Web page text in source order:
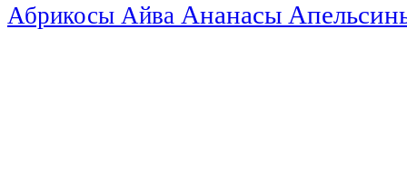
Абрикосы Айва Ананасы